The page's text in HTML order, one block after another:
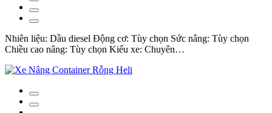
Nhiên liệu: Dầu diesel Động cơ: Tùy chọn Sức nâng: Tùy chọn
Chiều cao nâng: Tùy chọn Kiểu xe: Chuyên…